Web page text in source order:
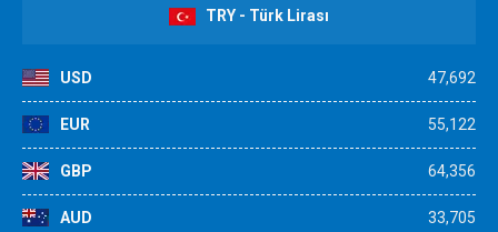
TRY - Türk Lirası
USD 47,692
EUR 55,122
GBP 64,356
AUD 33,705